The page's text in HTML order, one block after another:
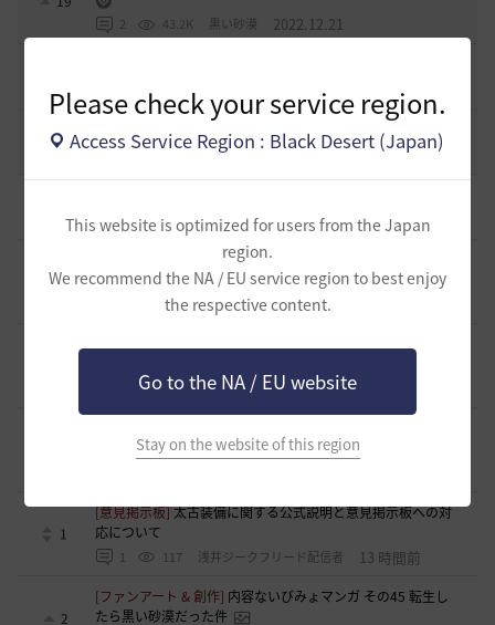
Please check your service region.
Access Service Region : Black Desert (Japan)
This website is optimized for users from the Japan
region.
We recommend the NA / EU service region to best enjoy
the respective content.
Go to the NA / EU website
Stay on the website of this region
2 43.2K 黒い砂漠 2022.12.21
32.3K 2021.05.12
51
コミュニティの利用にあたって
黒い砂漠 2020.03.25
0 102 シアラナーザ-日本 7 時間前
0
◇🔶【SOLATIO】メンバー募集!新規復帰者さん
も歓迎！🔶◇
76 たりほー-日本 8 時間前
80 花ノひろみん 8 時間前
籍、チャットが苦手な方も歓迎致します
1
[意見掲示板]太古装備に関する公式説明と意見掲示板への対
応について
1 117 浅井ジークフリード配信者 13 時間前
2
[ファンアート & 創作] 内容ないびみょマンガ その45 転生し
たら黒い砂漠だった件